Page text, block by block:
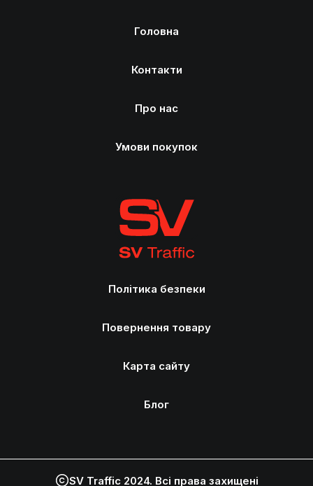
Політика безпеки
Повернення товару
Карта сайту
Блог
Головна
Контакти
Про нас
Умови покупок
SV Traffic 2024. Всі права захищені